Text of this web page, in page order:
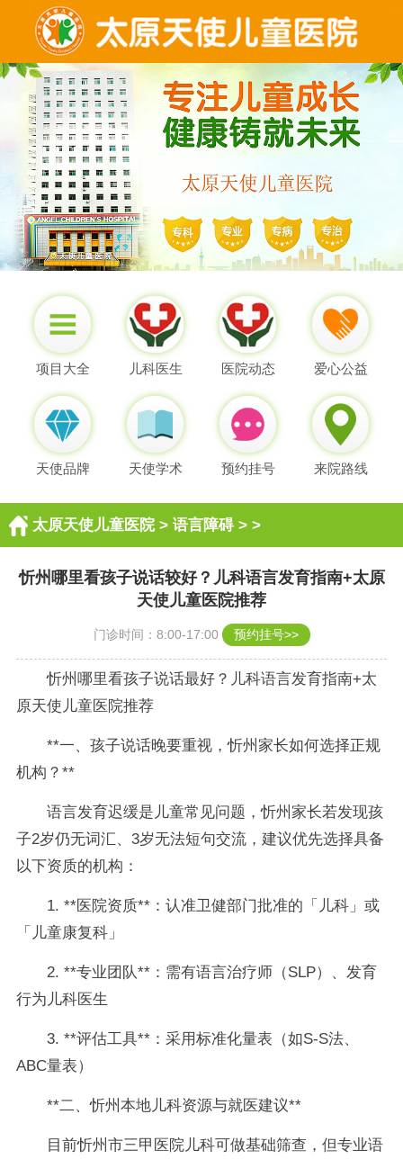
项目大全 儿科医生 医院动态 爱心公益
天使品牌 天使学术 预约挂号 来院路线
太原天使儿童医院> 语言障碍> >
忻州哪里看孩子说话较好？儿科语言发育指南+太原
天使儿童医院推荐
门诊时间：8:00-17:00 预约挂号>>
忻州哪里看孩子说话最好？儿科语言发育指南+太
原天使儿童医院推荐
**一、孩子说话晚要重视，忻州家长如何选择正规
机构？**
语言发育迟缓是儿童常见问题，忻州家长若发现孩
子2岁仍无词汇、3岁无法短句交流，建议优先选择具备
以下资质的机构：
1. **医院资质**：认准卫健部门批准的「儿科」或
「儿童康复科」
2. **专业团队**：需有语言治疗师（SLP）、发育
行为儿科医生
3. **评估工具**：采用标准化量表（如S-S法、
ABC量表）
**二、忻州本地儿科资源与就医建议**
目前忻州市三甲医院儿科可做基础筛查，但专业语